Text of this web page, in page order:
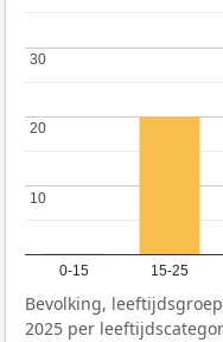
0-15 15-25
10
10
20
20
30
30
Bevolking,
2025 per